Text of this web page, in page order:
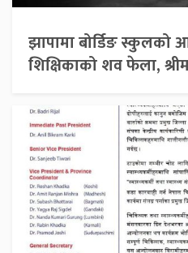
झापामा बोर्डिङ स्कुलको
शिक्षिकाको शव फेला,